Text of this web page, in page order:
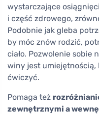
wystarczające
i część zdrowego,
Podobnie jak gleba
by móc znów rodzić,
ciało. Pozwolenie sobie
winy jest umiejętnością,
ćwiczyć.
Pomaga też
zewnętrznymi a